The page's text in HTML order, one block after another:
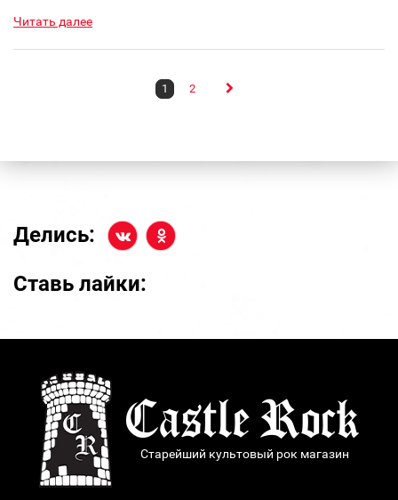
Читать далее
1 2
Делись:
Ставь лайки:
Старейший культовый рок магазин